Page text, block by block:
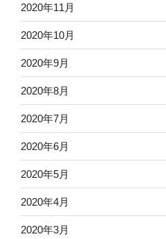
2020年11月
2020年10月
2020年9月
2020年8月
2020年7月
2020年6月
2020年5月
2020年4月
2020年3月